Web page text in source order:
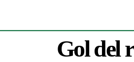
Gol del